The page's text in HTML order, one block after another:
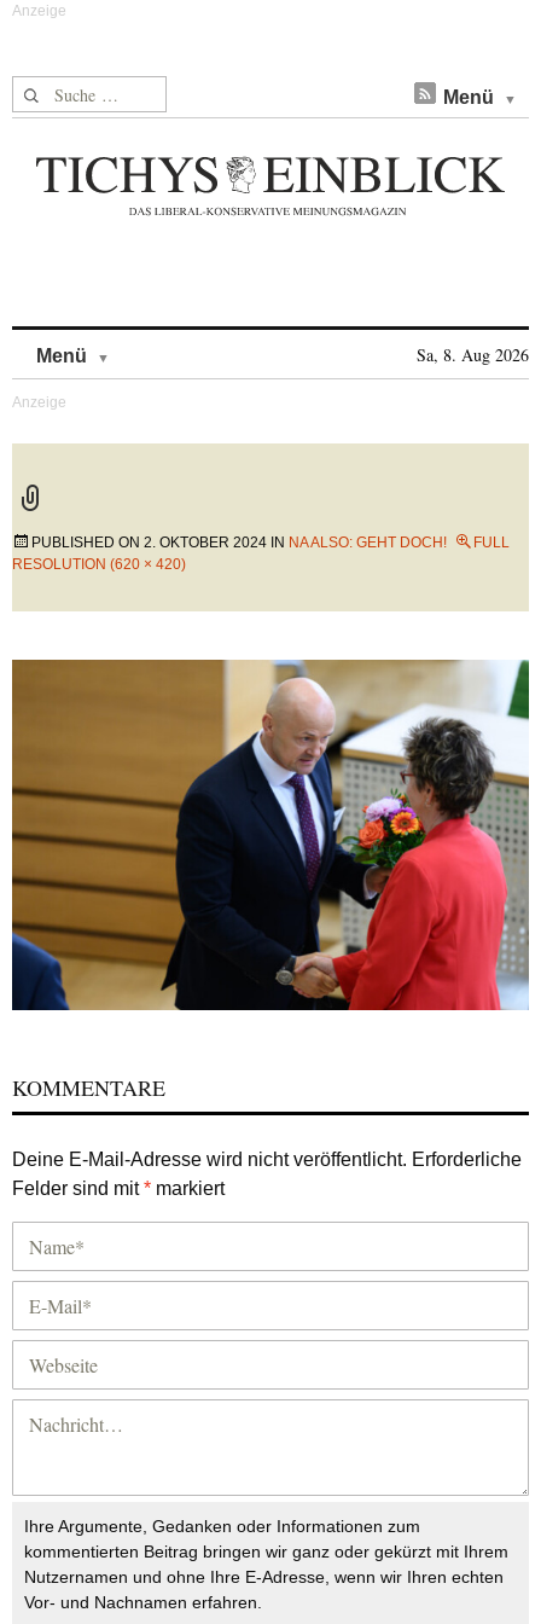
Suche nach: Menü
Menü Sa, 8. Aug 2026
PUBLISHED ON 2. OKTOBER 2024 IN NA ALSO: GEHT DOCH!
FULL
RESOLUTION (620 × 420)
KOMMENTARE
Deine E-Mail-Adresse wird nicht veröffentlicht. Erforderliche
Felder sind mit* markiert
Ihre Argumente, Gedanken oder Informationen zum
kommentierten Beitrag bringen wir ganz oder gekürzt mit Ihrem
Nutzernamen und ohne Ihre E-Adresse, wenn wir Ihren echten
Vor- und Nachnamen erfahren.